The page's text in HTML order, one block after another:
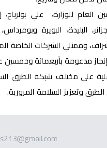
للوزارة، علي بولرباح،
البليدة، البويرة
وممثلي الشركات الخاصة
مدعومة بأربعمائة وخمسين
على مختلف شبكة الطرق
وتعزيز السلامة المرورية.